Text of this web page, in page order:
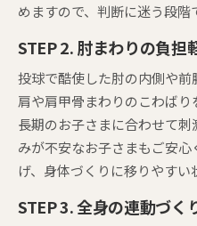
めますので、判断に迷う段階
STEP 2. 肘まわりの負担
投球で酷使した肘の内側や
肩や肩甲骨まわりのこわば
長期のお子さまに合わせて
みが不安なお子さまもご安
げ、身体づくりに移りやすい
STEP 3. 全身の連動づく